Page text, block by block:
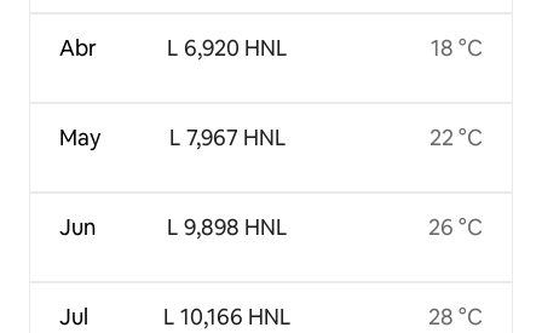
Abr
May
Jun
Jul
L 6,920 HNL
L 7,967 HNL
L 9,898 HNL
L 10,166 HNL
18 °C
22 °C
26 °C
28 °C